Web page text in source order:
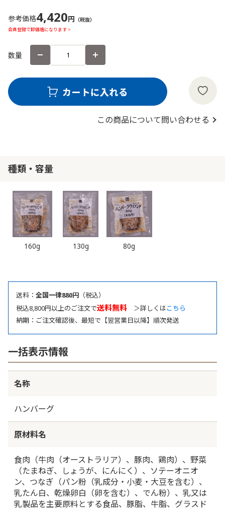
参考価格4,420円 （税抜）
会員登録で卸価格になります >
数量
この商品について問い合わせる
種類・容量
160g 130g 80g
送料： 全国一律880円 （税込）
税込8,800円以上のご注文で送料無料 ＞詳しくはこちら
納期：ご注文確認後、最短で【翌営業日以降】順次発送
一括表示情報
名称
ハンバーグ
原材料名
食肉（牛肉（オーストラリア）、豚肉、鶏肉）、野菜
（たまねぎ、しょうが、にんにく）、ソテーオニオ
ン、つなぎ（パン粉（乳成分・小麦・大豆を含む）、
乳たん白、乾燥卵白（卵を含む）、でん粉）、乳又は
乳製品を主要原料とする食品、豚脂、牛脂、グラスド